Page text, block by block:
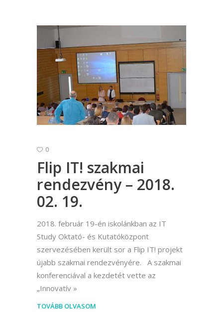
0
Flip IT! szakmai
rendezvény – 2018.
02. 19.
2018. február 19-én iskolánkban az IT
Study Oktató- és Kutatóközpont
szervezésében került sor a Flip IT! projekt
újabb szakmai rendezvényére. A szakmai
konferenciával a kezdetét vette az
„Innovatív
TOVÁBB OLVASOM